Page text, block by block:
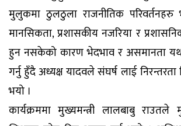
मुलुकमा ठुलठुला राजनीतिक
मानसिकता, प्रशासकीय नजरिया र
हुन नसकेको कारण भेदभाव र असमानता
गर्नु हुँदै अध्यक्ष यादवले संघर्ष लाई निरन्तरता
भयो ।
कार्यक्रममा मुख्यमन्त्री लालबाबु राउतले